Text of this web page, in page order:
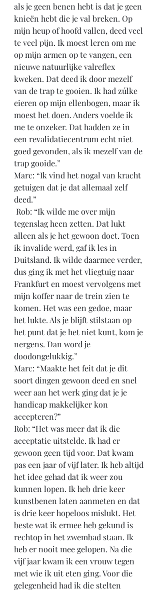
als je geen benen hebt is dat je geen
knieën hebt die je val breken. Op
mijn heup of hoofd vallen, deed veel
te veel pijn. Ik moest leren om me
op mijn armen op te vangen, een
nieuwe natuurlijke valreflex
kweken. Dat deed ik door mezelf
van de trap te gooien. Ik had zúlke
eieren op mijn ellenbogen, maar ik
moest het doen. Anders voelde ik
me te onzeker. Dat hadden ze in
een revalidatiecentrum echt niet
goed gevonden, als ik mezelf van de
trap gooide.”
Marc: “Ik vind het nogal van kracht
getuigen dat je dat allemaal zelf
deed.”
tegenslag heen zetten. Dat lukt
alleen als je het gewoon doet. Toen
ik invalide werd, gaf ik les in
Duitsland. Ik wilde daarmee verder,
dus ging ik met het vliegtuig naar
Frankfurt en moest vervolgens met
mijn koffer naar de trein zien te
komen. Het was een gedoe, maar
het lukte. Als je blijft stilstaan op
het punt dat je het niet kunt, kom je
nergens. Dan word je
doodongelukkig.”
Marc: “Maakte het feit dat je dit
soort dingen gewoon deed en snel
weer aan het werk ging dat je je
handicap makkelijker kon
accepteren?”
Rob: “Het was meer dat ik die
acceptatie uitstelde. Ik had er
gewoon geen tijd voor. Dat kwam
pas een jaar of vijf later. Ik heb altijd
het idee gehad dat ik weer zou
kunnen lopen. Ik heb drie keer
kunstbenen laten aanmeten en dat
is drie keer hopeloos mislukt. Het
beste wat ik ermee heb gekund is
rechtop in het zwembad staan. Ik
heb er nooit mee gelopen. Na die
vijf jaar kwam ik een vrouw tegen
met wie ik uit eten ging. Voor die
gelegenheid had ik die stelten